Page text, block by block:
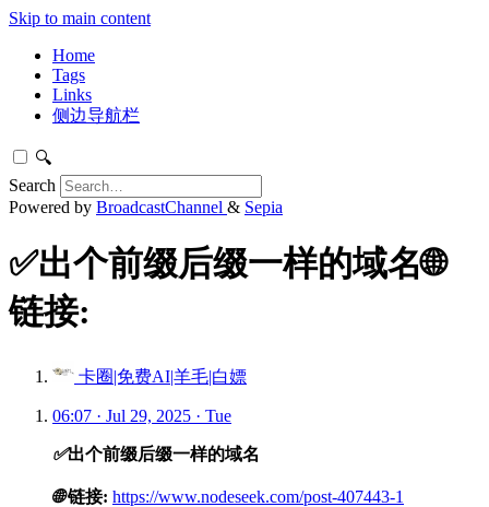
Skip to main content
Home
Tags
Links
侧边导航栏
🔍
Search
Powered by BroadcastChannel & Sepia
✅出个前缀后缀一样的域名🌐
链接:
卡圈|免费AI|羊毛|白嫖
06:07 · Jul 29, 2025 · Tue
✅出个前缀后缀一样的域名
🌐 链接: https://www.nodeseek.com/post-407443-1